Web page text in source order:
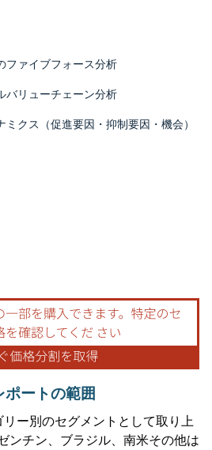
ファイブフォース分析
バリューチェーン分析
ミクス（促進要因・抑制要因・機会）
ートの範囲
リー別のセグメントとして取り上
ンチン、ブラジル、南米その他は